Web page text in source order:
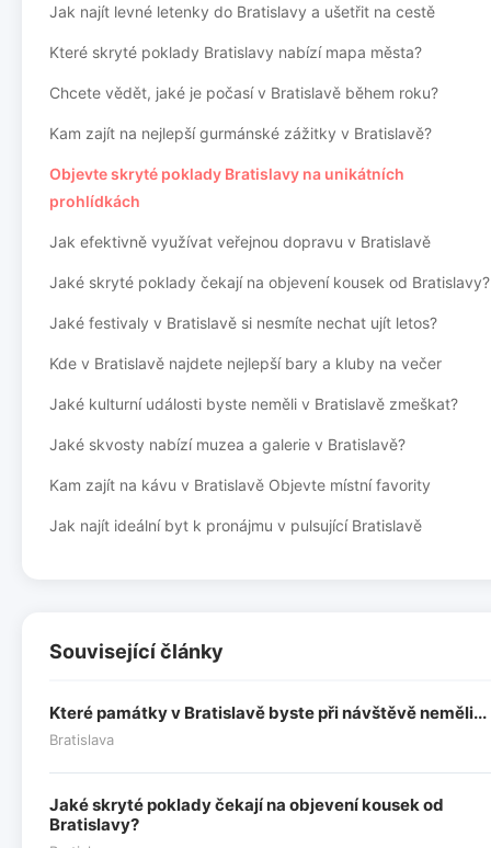
Jak najít levné letenky do Bratislavy a ušetřit na cestě
Které skryté poklady Bratislavy nabízí mapa města?
Chcete vědět, jaké je počasí v Bratislavě během roku?
Kam zajít na nejlepší gurmánské zážitky v Bratislavě?
Objevte skryté poklady Bratislavy na unikátních
prohlídkách
Jak efektivně využívat veřejnou dopravu v Bratislavě
Jaké skryté poklady čekají na objevení kousek od Bratislavy?
Jaké festivaly v Bratislavě si nesmíte nechat ujít letos?
Kde v Bratislavě najdete nejlepší bary a kluby na večer
Jaké kulturní události byste neměli v Bratislavě zmeškat?
Jaké skvosty nabízí muzea a galerie v Bratislavě?
Kam zajít na kávu v Bratislavě Objevte místní favority
Jak najít ideální byt k pronájmu v pulsující Bratislavě
Související články
Které památky v Bratislavě byste při návštěvě neměli...
Bratislava
Jaké skryté poklady čekají na objevení kousek od
Bratislavy?